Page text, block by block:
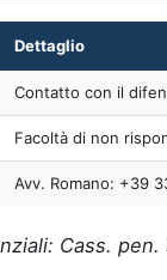
Dettaglio
Contatto con il
Facoltà di non
Avv. Romano: +39
Cass. pen.